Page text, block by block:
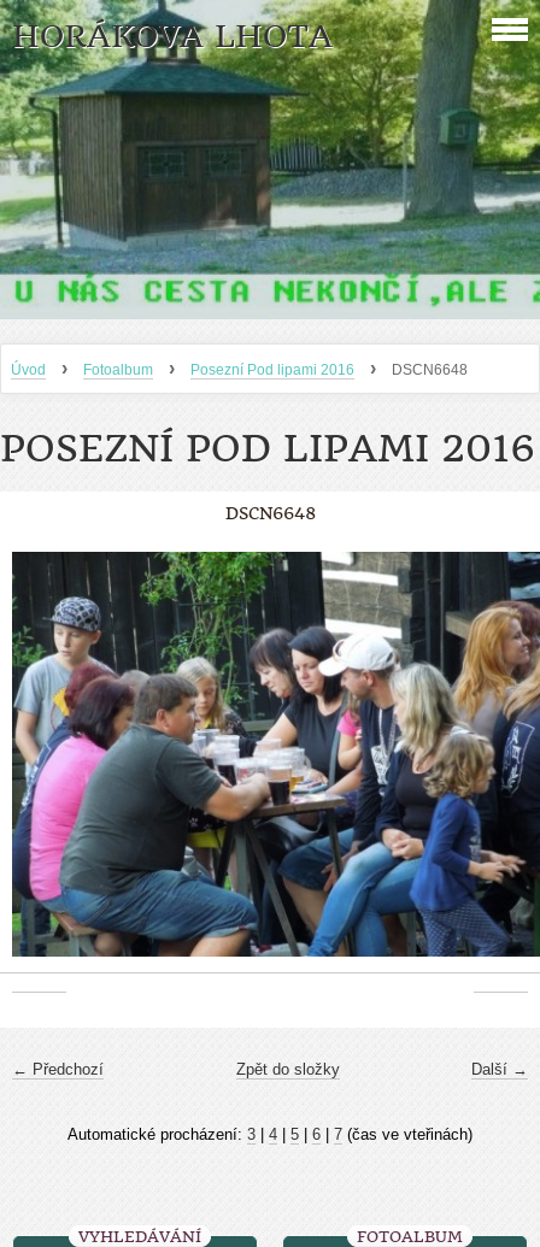
HORÁKOVA LHOTA
Úvod › Fotoalbum › Posezní Pod lipami 2016 › DSCN6648
POSEZNÍ POD LIPAMI 2016
DSCN6648
← Předchozí Další →
Zpět do složky
Automatické procházení: 3 4 5 6 7 (čas ve vteřinách)
VYHLEDÁVÁNÍ FOTOALBUM